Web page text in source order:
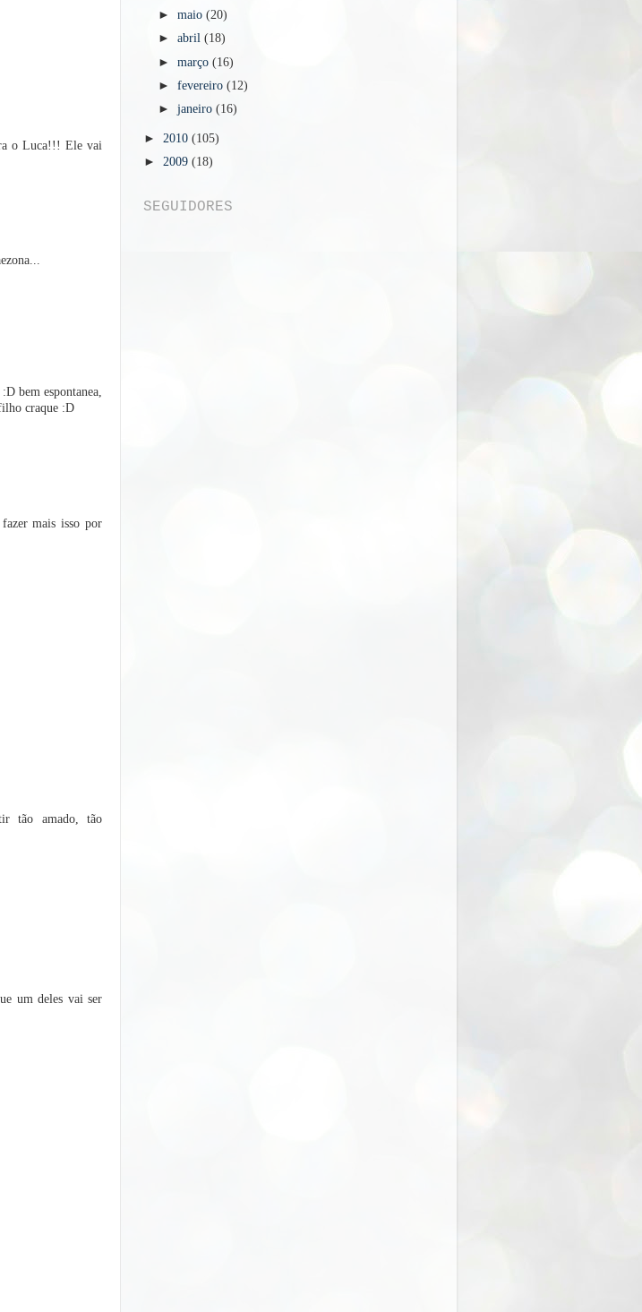
o Luca!!! Ele vai
bem espontanea,
craque :D
mais isso por
tão amado, tão
um deles vai ser
►maio(20)
►abril(18)
►março(16)
►fevereiro(12)
►janeiro(16)
► 2010 (105)
► 2009 (18)
SEGUIDORES